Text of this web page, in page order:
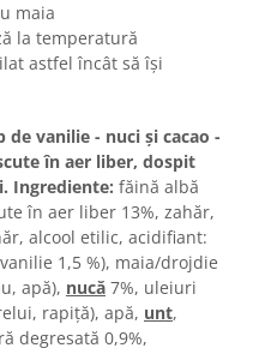
maia
la temperatură
astfel încât să își
de vanilie - nuci și cacao -
în aer liber, dospit
Ingrediente: făină albă
în aer liber 13%, zahăr,
alcool etilic, acidifiant:
1,5 %), maia/drojdie
apă), nucă 7%, uleiuri
rapiţă), apă, unt,
degresată 0,9%,